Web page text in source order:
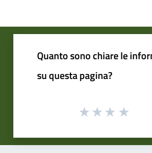
Quanto sono chiare le
su questa pagina?